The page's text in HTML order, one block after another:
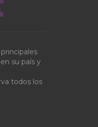
su país y
todos los